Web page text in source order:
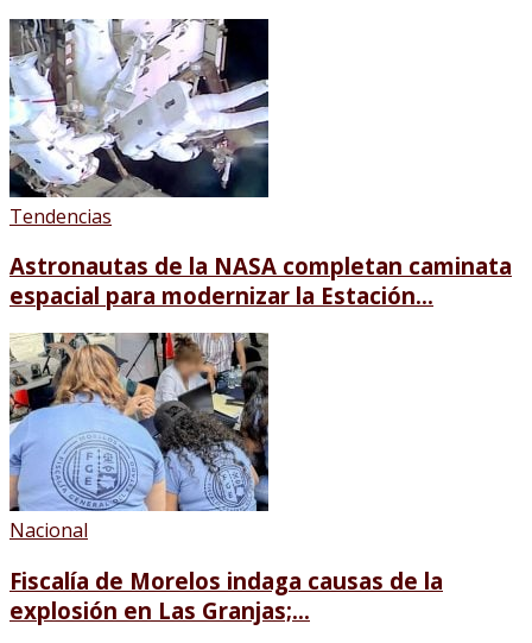
Tendencias
Astronautas de la NASA completan caminata
espacial para modernizar la Estación...
Nacional
Fiscalía de Morelos indaga causas de la
explosión en Las Granjas;...